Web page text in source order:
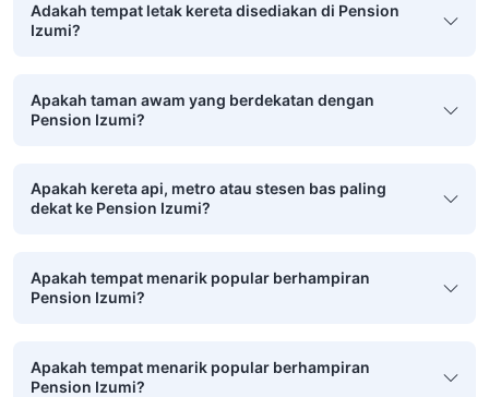
Adakah tempat letak kereta disediakan di Pension
Izumi?
Apakah taman awam yang berdekatan dengan
Pension Izumi?
Apakah kereta api, metro atau stesen bas paling
dekat ke Pension Izumi?
Apakah tempat menarik popular berhampiran
Pension Izumi?
Apakah tempat menarik popular berhampiran
Pension Izumi?